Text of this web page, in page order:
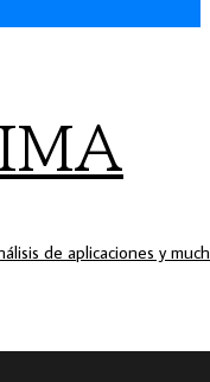
de aplicaciones y